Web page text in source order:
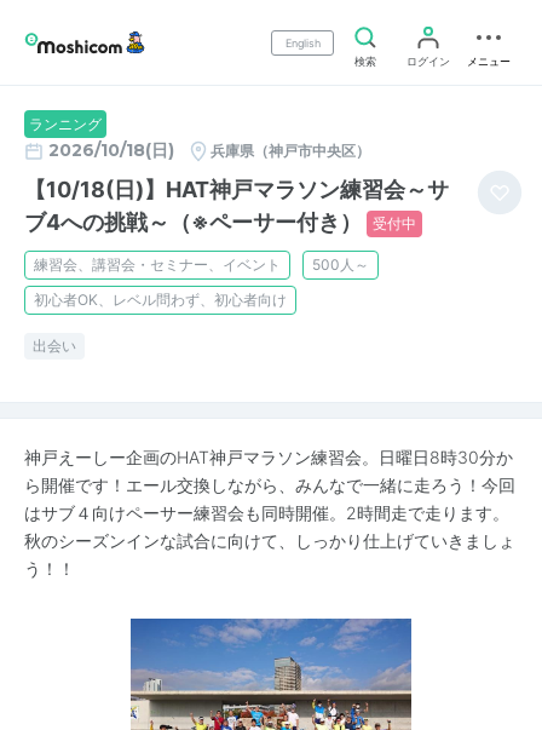
English
検索
ログイン メニュー
ランニング
2026/10/18(日) 兵庫県（神戸市中央区）
【10/18(日)】HAT神戸マラソン練習会～サ
ブ4への挑戦～（※ペーサー付き）
受付中
練習会、講習会・セミナー、イベント
500人～
初心者OK、レベル問わず、初心者向け
出会い
神戸えーしー企画のHAT神戸マラソン練習会。日曜日8時30分か
ら開催です！エール交換しながら、みんなで一緒に走ろう！今回
はサブ４向けペーサー練習会も同時開催。2時間走で走ります。
秋のシーズンインな試合に向けて、しっかり仕上げていきましょ
う！！